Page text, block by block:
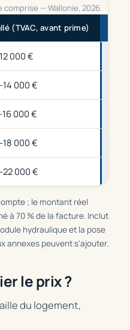
comprise — Wallonie, 2026.
(TVAC, avant prime)
000 €
000 €
000 €
000 €
000 €
; le montant réel
à 70 % de la facture. Inclut
hydraulique et la pose
annexes peuvent s'ajouter.
le prix ?
du logement,